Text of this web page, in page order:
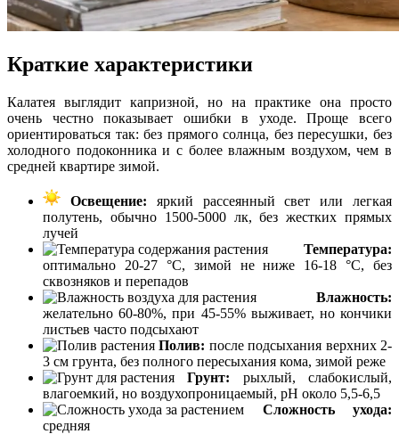
Краткие характеристики
Калатея выглядит капризной, но на практике она просто
очень честно показывает ошибки в уходе. Проще всего
ориентироваться так: без прямого солнца, без пересушки, без
холодного подоконника и с более влажным воздухом, чем в
средней квартире зимой.
Освещение: яркий рассеянный свет или легкая
полутень, обычно 1500-5000 лк, без жестких прямых
лучей
Температура:
оптимально 20-27 °C, зимой не ниже 16-18 °C, без
сквозняков и перепадов
Влажность:
желательно 60-80%, при 45-55% выживает, но кончики
листьев часто подсыхают
Полив: после подсыхания верхних 2-
3 см грунта, без полного пересыхания кома, зимой реже
Грунт: рыхлый, слабокислый,
влагоемкий, но воздухопроницаемый, pH около 5,5-6,5
Сложность ухода:
средняя